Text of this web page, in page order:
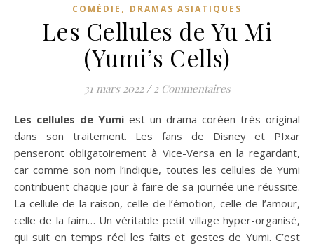
COMÉDIE , DRAMAS ASIATIQUES
Les Cellules de Yu Mi
(Yumi’s Cells)
31 mars 2022 / 2 Commentaires
Les cellules de Yumi est un drama coréen très original
dans son traitement. Les fans de Disney et PIxar
penseront obligatoirement à Vice-Versa en la regardant,
car comme son nom l’indique, toutes les cellules de Yumi
contribuent chaque jour à faire de sa journée une réussite.
La cellule de la raison, celle de l’émotion, celle de l’amour,
celle de la faim… Un véritable petit village hyper-organisé,
qui suit en temps réel les faits et gestes de Yumi. C’est